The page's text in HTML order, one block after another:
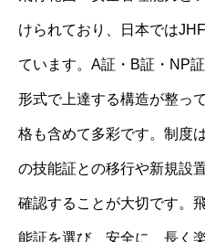
けられており、日本では
ています。A証・B証・NP
形式で上達する構造が整っ
格も含めて多彩です。制度
の技能証との移行や新規設
確認することが大切です。
能証を選び、安全に、長く